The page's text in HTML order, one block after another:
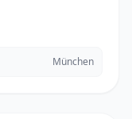
München